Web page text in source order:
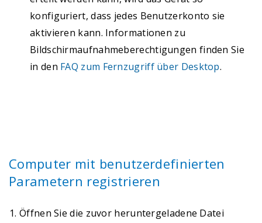
konfiguriert, dass jedes Benutzerkonto sie
aktivieren kann. Informationen zu
Bildschirmaufnahmeberechtigungen finden Sie
in den FAQ zum Fernzugriff über Desktop.
Computer mit benutzerdefinierten
Parametern registrieren
Öffnen Sie die zuvor heruntergeladene Datei